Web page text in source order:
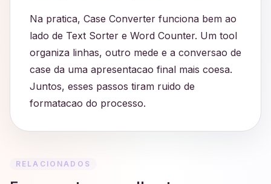
Na pratica, Case Converter funciona bem ao
lado de Text Sorter e Word Counter. Um tool
organiza linhas, outro mede e a conversao de
case da uma apresentacao final mais coesa.
Juntos, esses passos tiram ruido de
formatacao do processo.
RELACIONADOS